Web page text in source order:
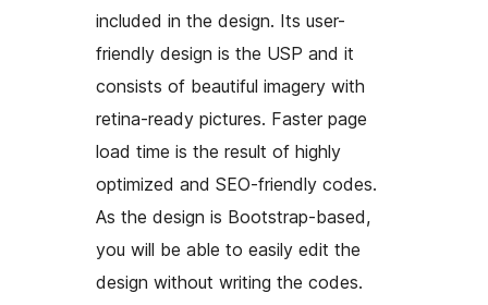
included in the design. Its user-
friendly design is the USP and it
consists of beautiful imagery with
retina-ready pictures. Faster page
load time is the result of highly
optimized and SEO-friendly codes.
As the design is Bootstrap-based,
you will be able to easily edit the
design without writing the codes.